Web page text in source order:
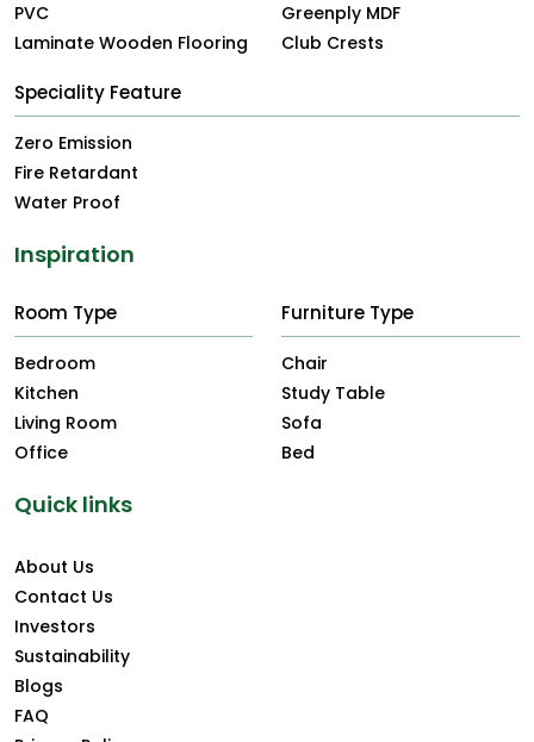
PVC
Laminate Wooden Flooring
Greenply MDF
Club Crests
Speciality Feature
Zero Emission
Fire Retardant
Water Proof
Inspiration
Room Type
Bedroom
Kitchen
Living Room
Office
Furniture Type
Chair
Study Table
Sofa
Bed
Quick links
About Us
Contact Us
Investors
Sustainability
Blogs
FAQ